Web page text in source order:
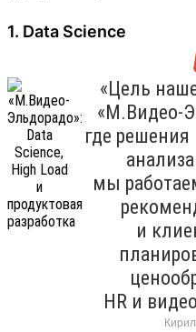
1. Data Science
«Цель
«М.Видео-
где
мы
и
HR и